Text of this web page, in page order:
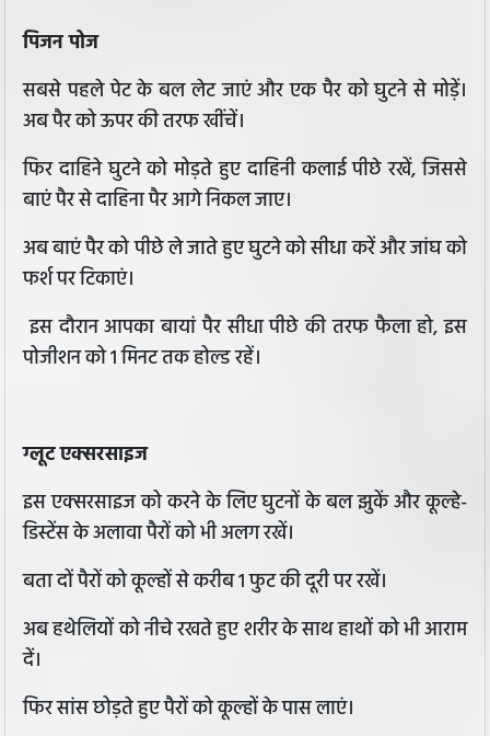
पिजन पोज
सबसे पहले पेट के बल लेट जाएं और एक पैर को घुटने से मोड़ें।
अब पैर को ऊपर की तरफ खींचें।
फिर दाहिने घुटने को मोड़ते हुए दाहिनी कलाई पीछे रखें, जिससे
बाएं पैर से दाहिना पैर आगे निकल जाए।
अब बाएं पैर को पीछे ले जाते हुए घुटने को सीधा करें और जांघ को
फर्श पर टिकाएं।
इस दौरान आपका बायां पैर सीधा पीछे की तरफ फैला हो, इस
पोजीशन को 1 मिनट तक होल्ड रहें।
ग्लूट एक्सरसाइज
इस एक्सरसाइज को करने के लिए घुटनों के बल झुकें और कूल्हे-
डिस्टेंस के अलावा पैरों को भी अलग रखें।
बता दों पैरों को कूल्हों से करीब 1 फुट की दूरी पर रखें।
अब हथेलियों को नीचे रखते हुए शरीर के साथ हाथों को भी आराम
दें।
फिर सांस छोड़ते हुए पैरों को कूल्हों के पास लाएं।